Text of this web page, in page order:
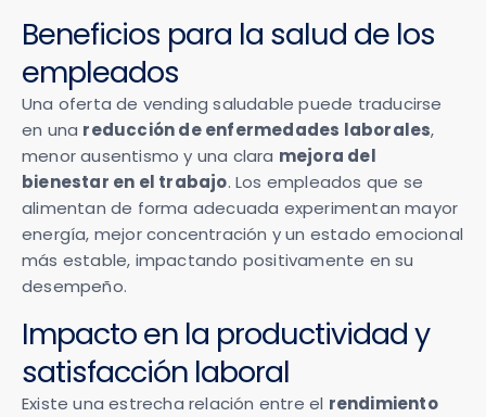
Beneficios para la salud de los
empleados
Una oferta de vending saludable puede traducirse
en una reducción de enfermedades laborales,
menor ausentismo y una clara mejora del
bienestar en el trabajo. Los empleados que se
alimentan de forma adecuada experimentan mayor
energía, mejor concentración y un estado emocional
más estable, impactando positivamente en su
desempeño.
Impacto en la productividad y
satisfacción laboral
Existe una estrecha relación entre el rendimiento